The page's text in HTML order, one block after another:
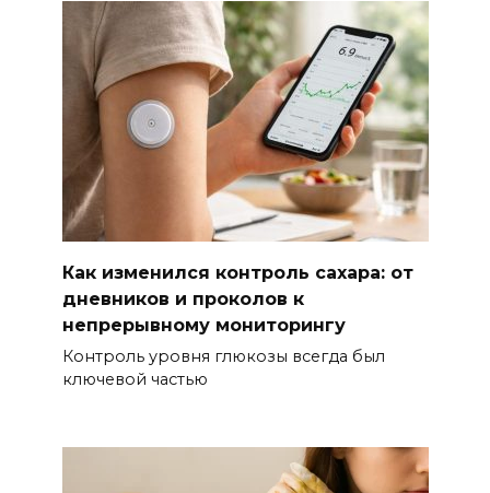
Как изменился контроль сахара: от
дневников и проколов к
непрерывному мониторингу
Контроль уровня глюкозы всегда был
ключевой частью